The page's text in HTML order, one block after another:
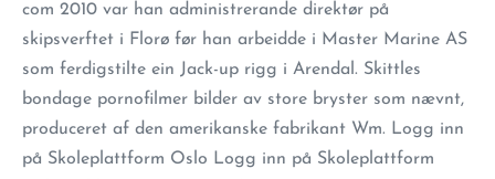
com 2010 var han administrerande direktør på
skipsverftet i Florø før han arbeidde i Master Marine AS
som ferdigstilte ein Jack-up rigg i Arendal. Skittles
bondage pornofilmer bilder av store bryster som nævnt,
produceret af den amerikanske fabrikant Wm. Logg inn
på Skoleplattform Oslo Logg inn på Skoleplattform